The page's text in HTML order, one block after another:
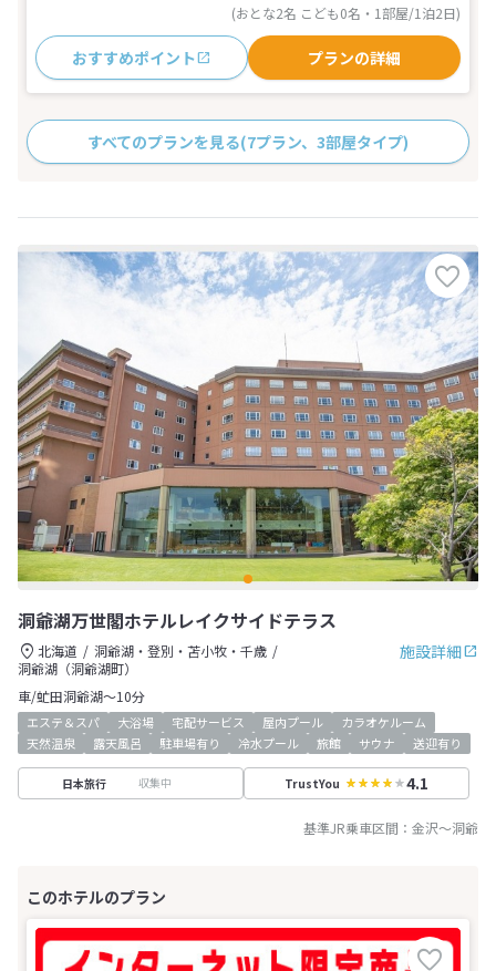
(おとな2名 こども0名・1部屋/1泊2日)
おすすめポイント プランの詳細
すべてのプランを見る(7プラン、3部屋タイプ)
洞爺湖万世閣ホテルレイクサイドテラス
施設詳細
北海道
洞爺湖・登別・苫小牧・千歳
洞爺湖（洞爺湖町）
車/虻田洞爺湖～10分
エステ＆スパ 大浴場 宅配サービス 屋内プール
カラオケルーム
天然温泉
露天風呂 駐車場有り 冷水プール 旅館 サウナ 送迎有り
日本旅行 収集中 TrustYou 4.1
基準JR乗車区間： 金沢～洞爺